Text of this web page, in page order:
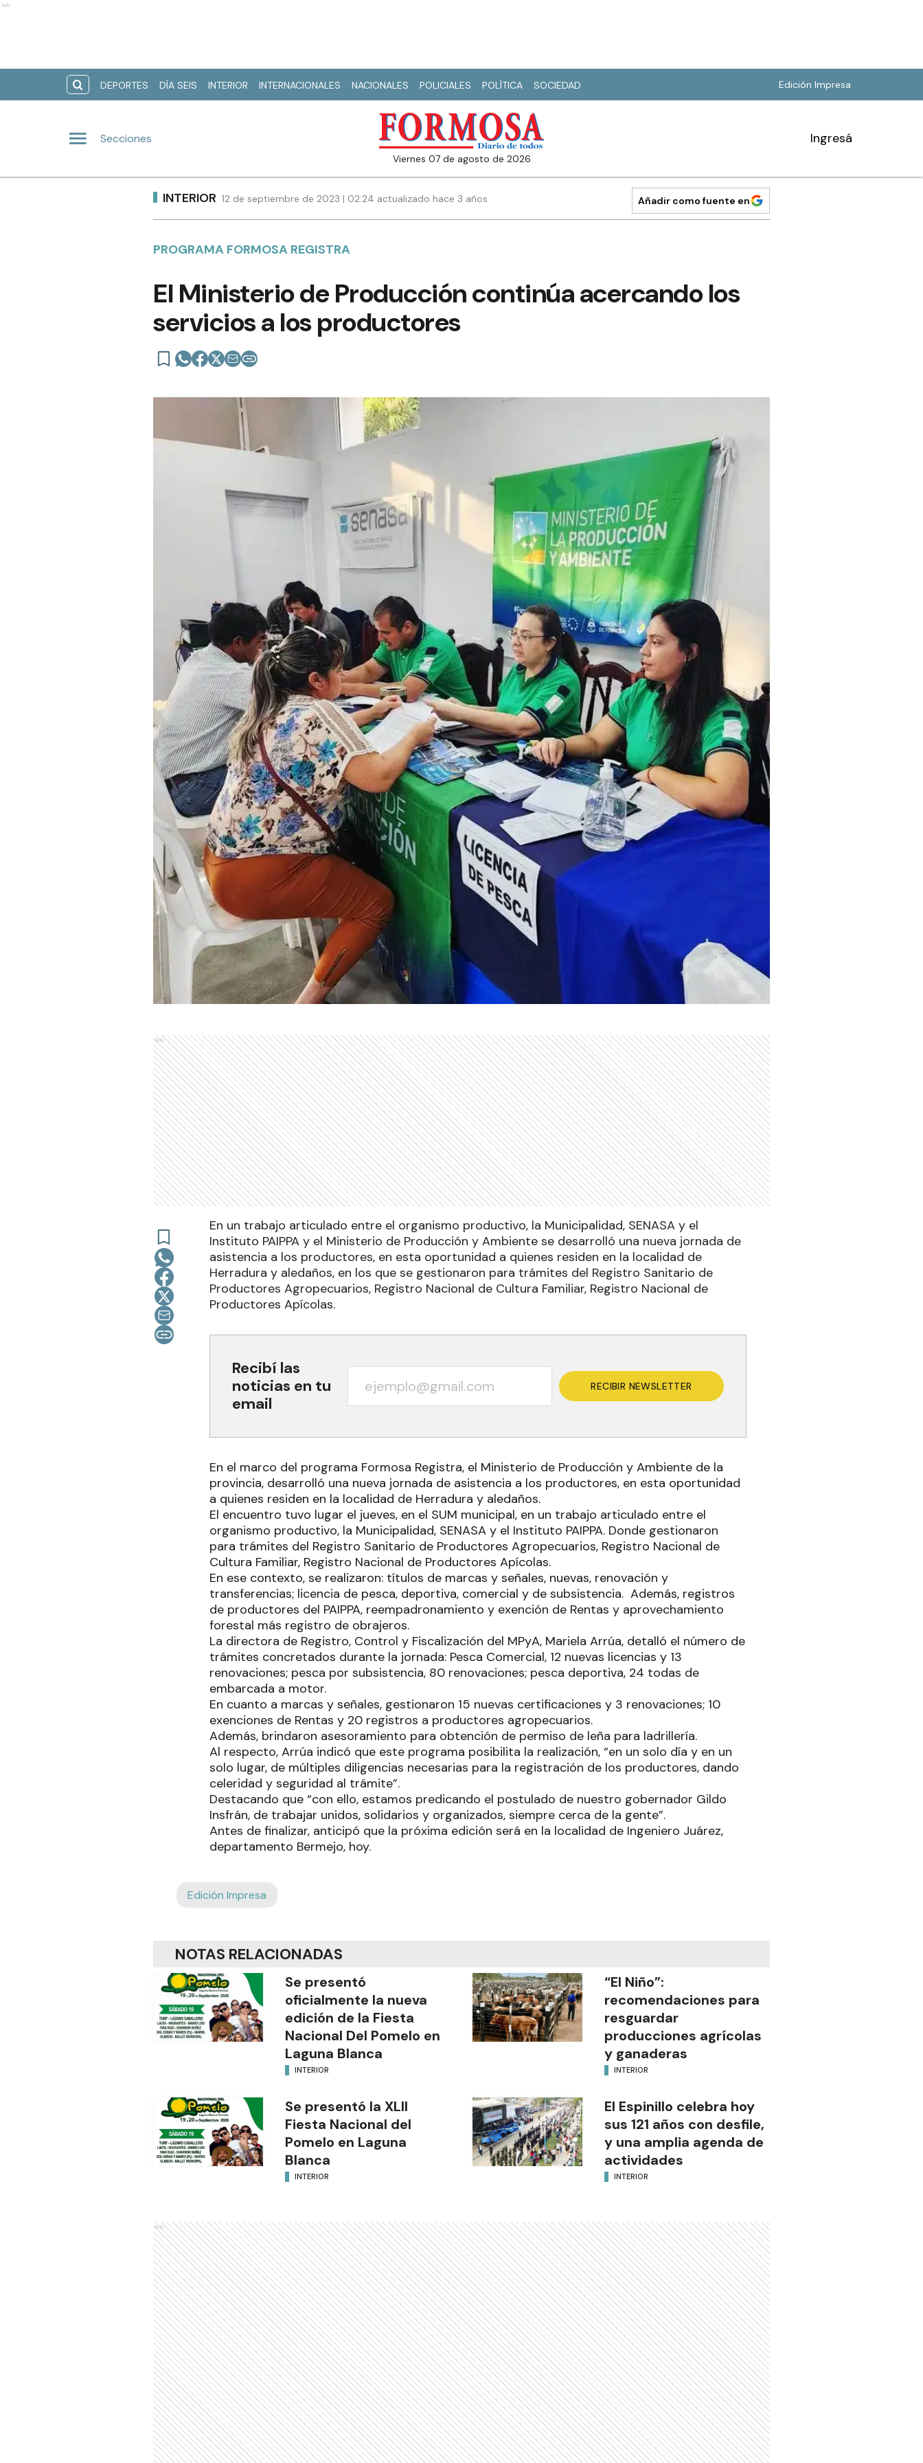
Ads
DEPORTES DÍA SEIS INTERIOR INTERNACIONALES NACIONALES POLICIALES POLÍTICA SOCIEDAD Edición Impresa
Secciones
viernes 07 de agosto de 2026
Ingresá
INTERIOR 12 de septiembre de 2023 | 02:24 actualizado hace 3 años Añadir como fuente en
PROGRAMA FORMOSA REGISTRA
El Ministerio de Producción continúa acercando los
servicios a los productores
Ads
En un trabajo articulado entre el organismo productivo, la Municipalidad, SENASA y el
Instituto PAIPPA y el Ministerio de Producción y Ambiente se desarrolló una nueva jornada de
asistencia a los productores, en esta oportunidad a quienes residen en la localidad de
Herradura y aledaños, en los que se gestionaron para trámites del Registro Sanitario de
Productores Agropecuarios, Registro Nacional de Cultura Familiar, Registro Nacional de
Productores Apícolas.
Recibí las
noticias en tu
email
RECIBIR NEWSLETTER
En el marco del programa Formosa Registra, el Ministerio de Producción y Ambiente de la
provincia, desarrolló una nueva jornada de asistencia a los productores, en esta oportunidad
a quienes residen en la localidad de Herradura y aledaños.
El encuentro tuvo lugar el jueves, en el SUM municipal, en un trabajo articulado entre el
organismo productivo, la Municipalidad, SENASA y el Instituto PAIPPA. Donde gestionaron
para trámites del Registro Sanitario de Productores Agropecuarios, Registro Nacional de
Cultura Familiar, Registro Nacional de Productores Apícolas.
En ese contexto, se realizaron: títulos de marcas y señales, nuevas, renovación y
transferencias; licencia de pesca, deportiva, comercial y de subsistencia. Además, registros
de productores del PAIPPA, reempadronamiento y exención de Rentas y aprovechamiento
forestal más registro de obrajeros.
La directora de Registro, Control y Fiscalización del MPyA, Mariela Arrúa, detalló el número de
trámites concretados durante la jornada: Pesca Comercial, 12 nuevas licencias y 13
renovaciones; pesca por subsistencia, 80 renovaciones; pesca deportiva, 24 todas de
embarcada a motor.
En cuanto a marcas y señales, gestionaron 15 nuevas certificaciones y 3 renovaciones; 10
exenciones de Rentas y 20 registros a productores agropecuarios.
Además, brindaron asesoramiento para obtención de permiso de leña para ladrillería.
Al respecto, Arrúa indicó que este programa posibilita la realización, “en un solo día y en un
solo lugar, de múltiples diligencias necesarias para la registración de los productores, dando
celeridad y seguridad al trámite”.
Destacando que “con ello, estamos predicando el postulado de nuestro gobernador Gildo
Insfrán, de trabajar unidos, solidarios y organizados, siempre cerca de la gente”.
Antes de finalizar, anticipó que la próxima edición será en la localidad de Ingeniero Juárez,
departamento Bermejo, hoy.
Edición Impresa
NOTAS RELACIONADAS
Se presentó
oficialmente la nueva
edición de la Fiesta
Nacional Del Pomelo en
Laguna Blanca
INTERIOR
“El Niño”:
recomendaciones para
resguardar
producciones agrícolas
y ganaderas
INTERIOR
Se presentó la XLII
Fiesta Nacional del
Pomelo en Laguna
Blanca
INTERIOR
El Espinillo celebra hoy
sus 121 años con desfile,
y una amplia agenda de
actividades
INTERIOR
Ads